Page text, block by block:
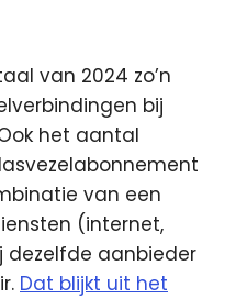
van 2024 zo’n
bij
het aantal
van een
(internet,
dezelfde aanbieder
Dat blijkt uit het